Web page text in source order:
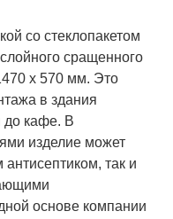
со стеклопакетом
сращенного
х 570 мм. Это
в здания
до кафе. В
изделие может
так и
основе компании